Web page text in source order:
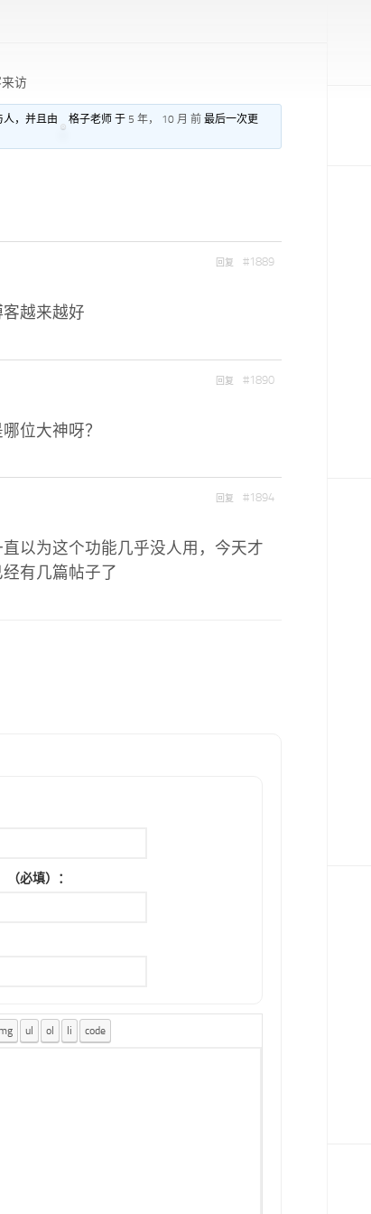
访
人，并且由 格子老师 于 5 年， 10 月 前 最后一次更
#1889
回复
越来越好
#1890
回复
位大神呀？
#1894
回复
直以为这个功能几乎没人用，今天才
有几篇帖子了
必填）：